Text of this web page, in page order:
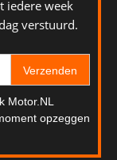
iedere week
verstuurd.
Verzenden
Motor.NL
opzeggen